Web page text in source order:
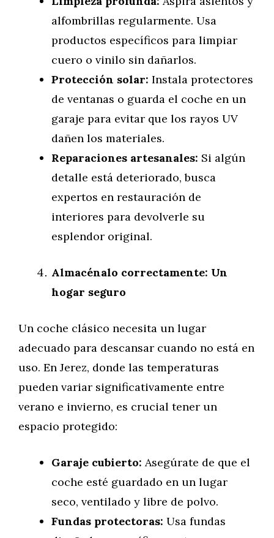
alfombrillas regularmente. Usa
productos específicos para limpiar
cuero o vinilo sin dañarlos.
Protección solar: Instala protectores
de ventanas o guarda el coche en un
garaje para evitar que los rayos UV
dañen los materiales.
Reparaciones artesanales: Si algún
detalle está deteriorado, busca
expertos en restauración de
interiores para devolverle su
esplendor original.
Almacénalo correctamente: Un
hogar seguro
Un coche clásico necesita un lugar
adecuado para descansar cuando no está en
uso. En Jerez, donde las temperaturas
pueden variar significativamente entre
verano e invierno, es crucial tener un
espacio protegido:
Garaje cubierto: Asegúrate de que el
coche esté guardado en un lugar
seco, ventilado y libre de polvo.
Fundas protectoras: Usa fundas